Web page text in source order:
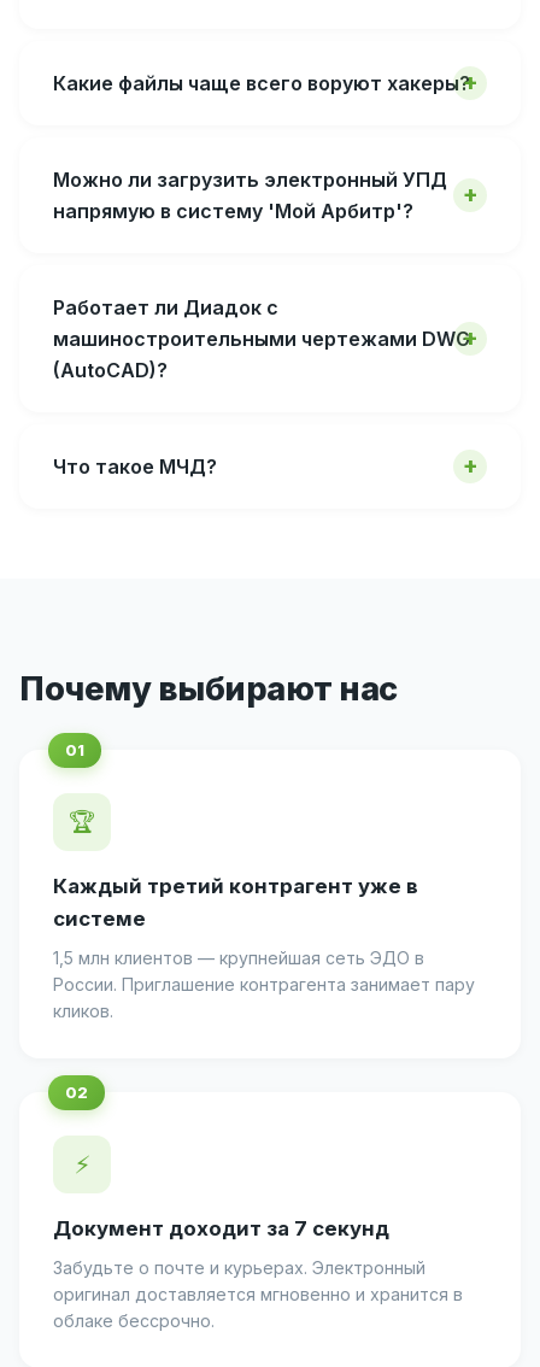
Какие файлы чаще всего воруют хакеры?
Можно ли загрузить электронный УПД
напрямую в систему 'Мой Арбитр'?
Работает ли Диадок с
машиностроительными чертежами DWG
(AutoCAD)?
Что такое МЧД?
Почему выбирают нас
🏆
Каждый третий контрагент уже в
системе
1,5 млн клиентов — крупнейшая сеть ЭДО в
России. Приглашение контрагента занимает пару
кликов.
⚡
Документ доходит за 7 секунд
Забудьте о почте и курьерах. Электронный
оригинал доставляется мгновенно и хранится в
облаке бессрочно.